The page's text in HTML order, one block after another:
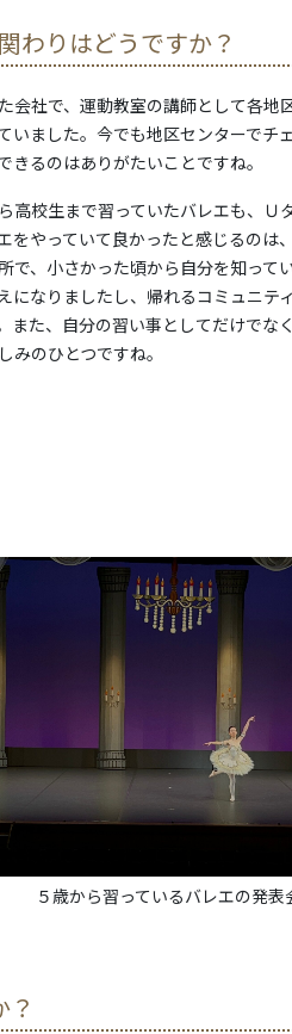
わりはどうですか？
会社で、運動教室の講師として各地
いました。今でも地区センターでチ
きるのはありがたいことですね。
高校生まで習っていたバレエも、Ｕ
をやっていて良かったと感じるのは
で、小さかった頃から自分を知って
になりましたし、帰れるコミュニテ
また、自分の習い事としてだけでな
みのひとつですね。
から習っているバレエの発表